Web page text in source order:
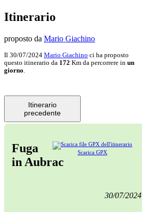
Itinerario
proposto da Mario Giachino
Il 30/07/2024 Mario Giachino ci ha proposto
questo itinerario da 172 Km da percorrere in un
giorno.
Itinerario
precedente
Scarica GPX
Fuga
in Aubrac
30/07/2024